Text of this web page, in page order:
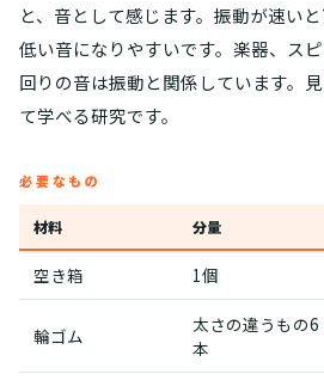
と、音として感じます。振動が速い
低い音になりやすいです。楽器、ス
回りの音は振動と関係しています。
て学べる研究です。
必要なもの
材料 分量
空き箱 1個
輪ゴム
太さの違うもの6
本